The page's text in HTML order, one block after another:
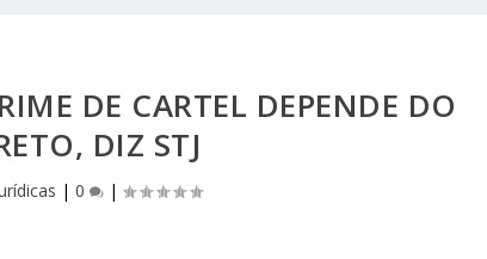
DE CARTEL DEPENDE DO
DIZ STJ
| 0 |